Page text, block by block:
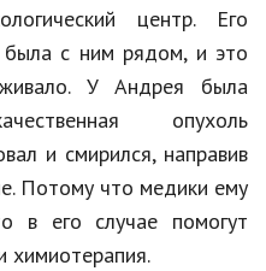
центр. Его
с ним рядом, и это
У Андрея была
опухоль
и смирился, направив
Потому что медики ему
в его случае помогут
химиотерапия.